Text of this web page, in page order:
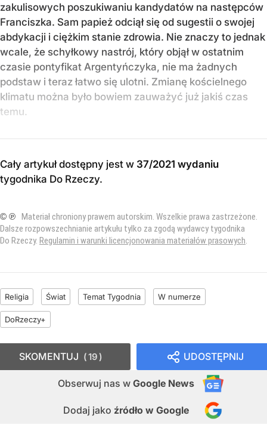
zakulisowych poszukiwaniu kandydatów na następców
Franciszka. Sam papież odciął się od sugestii o swojej
abdykacji i ciężkim stanie zdrowia. Nie znaczy to jednak
wcale, że schyłkowy nastrój, który objął w ostatnim
czasie pontyfikat Argentyńczyka, nie ma żadnych
podstaw i teraz łatwo się ulotni. Zmianę kościelnego
klimatu można było bowiem zauważyć już jakiś czas
temu.
Cały artykuł dostępny jest w 37/2021 wydaniu
tygodnika Do Rzeczy.
© ℗ Materiał chroniony prawem autorskim. Wszelkie prawa zastrzeżone.
Dalsze rozpowszechnianie artykułu tylko za zgodą wydawcy tygodnika
Do Rzeczy. Regulamin i warunki licencjonowania materiałów prasowych
Religia Świat Temat Tygodnia W numerze
DoRzeczy+
UDOSTĘPNIJ
Obserwuj nas w Google News
Dodaj jako źródło w Google
SKOMENTUJ 19